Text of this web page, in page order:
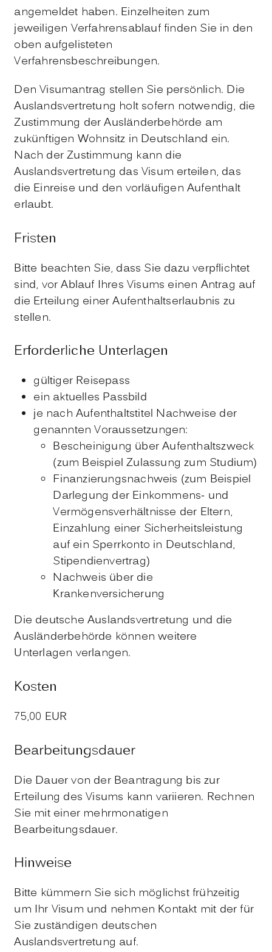
angemeldet haben. Einzelheiten zum
jeweiligen Verfahrensablauf finden Sie in den
oben aufgelisteten
Verfahrensbeschreibungen.
Den Visumantrag stellen Sie persönlich. Die
Auslandsvertretung holt sofern notwendig, die
Zustimmung der Ausländerbehörde am
zukünftigen Wohnsitz in Deutschland ein.
Nach der Zustimmung kann die
Auslandsvertretung das Visum erteilen, das
die Einreise und den vorläufigen Aufenthalt
erlaubt.
Fristen
Bitte beachten Sie, dass Sie dazu verpflichtet
sind, vor Ablauf Ihres Visums einen Antrag auf
die Erteilung einer Aufenthaltserlaubnis zu
stellen.
Erforderliche Unterlagen
gültiger Reisepass
ein aktuelles Passbild
je nach Aufenthaltstitel Nachweise der
genannten Voraussetzungen:
Bescheinigung über Aufenthaltszweck
(zum Beispiel Zulassung zum Studium)
Finanzierungsnachweis (zum Beispiel
Darlegung der Einkommens- und
Vermögensverhältnisse der Eltern,
Einzahlung einer Sicherheitsleistung
auf ein Sperrkonto in Deutschland,
Stipendienvertrag)
Nachweis über die
Krankenversicherung
Die deutsche Auslandsvertretung und die
Ausländerbehörde können weitere
Unterlagen verlangen.
Kosten
75,00 EUR
Bearbeitungsdauer
Die Dauer von der Beantragung bis zur
Erteilung des Visums kann variieren. Rechnen
Sie mit einer mehrmonatigen
Bearbeitungsdauer.
Hinweise
Bitte kümmern Sie sich möglichst frühzeitig
um Ihr Visum und nehmen Kontakt mit der für
Sie zuständigen deutschen
Auslandsvertretung auf.